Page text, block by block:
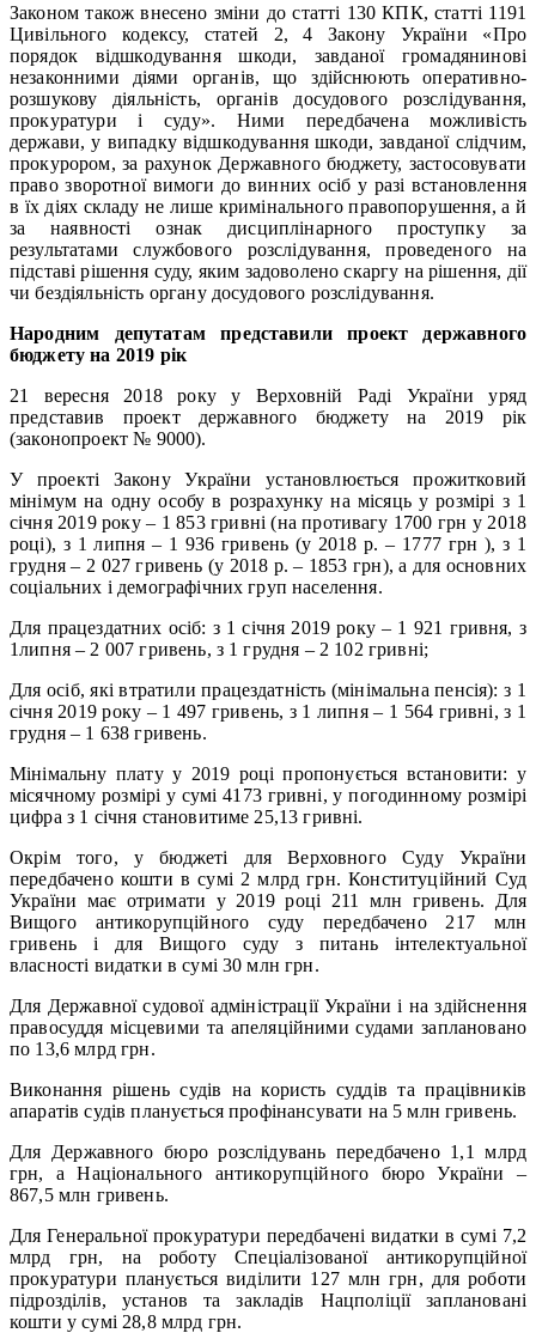
Законом також внесено зміни до статті 130 КПК, статті 1191
Цивільного кодексу, статей 2, 4 Закону України «Про
порядок відшкодування шкоди, завданої громадянинові
незаконними діями органів, що здійснюють оперативно-
розшукову діяльність, органів досудового розслідування,
прокуратури і суду». Ними передбачена можливість
держави, у випадку відшкодування шкоди, завданої слідчим,
прокурором, за рахунок Державного бюджету, застосовувати
право зворотної вимоги до винних осіб у разі встановлення
в їх діях складу не лише кримінального правопорушення, а й
за наявності ознак дисциплінарного проступку за
результатами службового розслідування, проведеного на
підставі рішення суду, яким задоволено скаргу на рішення, дії
чи бездіяльність органу досудового розслідування.
Народним депутатам представили проект державного
бюджету на 2019 рік
21 вересня 2018 року у Верховній Раді України уряд
представив проект державного бюджету на 2019 рік
(законопроект № 9000).
У проекті Закону України установлюється прожитковий
мінімум на одну особу в розрахунку на місяць у розмірі з 1
січня 2019 року – 1 853 гривні (на противагу 1700 грн у 2018
році), з 1 липня – 1 936 гривень (у 2018 р. – 1777 грн ), з 1
грудня – 2 027 гривень (у 2018 р. – 1853 грн), а для основних
соціальних і демографічних груп населення.
Для працездатних осіб: з 1 січня 2019 року – 1 921 гривня, з
1липня – 2 007 гривень, з 1 грудня – 2 102 гривні;
Для осіб, які втратили працездатність (мінімальна пенсія): з 1
січня 2019 року – 1 497 гривень, з 1 липня – 1 564 гривні, з 1
грудня – 1 638 гривень.
Мінімальну плату у 2019 році пропонується встановити: у
місячному розмірі у сумі 4173 гривні, у погодинному розмірі
цифра з 1 січня становитиме 25,13 гривні.
Окрім того, у бюджеті для Верховного Суду України
передбачено кошти в сумі 2 млрд грн. Конституційний Суд
України має отримати у 2019 році 211 млн гривень. Для
Вищого антикорупційного суду передбачено 217 млн
гривень і для Вищого суду з питань інтелектуальної
власності видатки в сумі 30 млн грн.
Для Державної судової адміністрації України і на здійснення
правосуддя місцевими та апеляційними судами заплановано
по 13,6 млрд грн.
Виконання рішень судів на користь суддів та працівників
апаратів судів планується профінансувати на 5 млн гривень.
Для Державного бюро розслідувань передбачено 1,1 млрд
грн, а Національного антикорупційного бюро України –
867,5 млн гривень.
Для Генеральної прокуратури передбачені видатки в сумі 7,2
млрд грн, на роботу Спеціалізованої антикорупційної
прокуратури планується виділити 127 млн грн, для роботи
підрозділів, установ та закладів Нацполіції заплановані
кошти у сумі 28,8 млрд грн.